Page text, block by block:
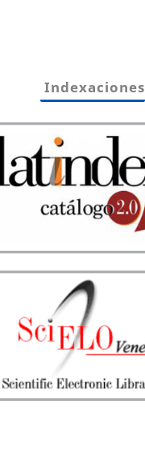
Indexaciones